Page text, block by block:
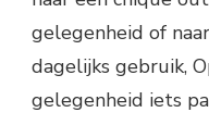
gelegenheid of
dagelijks gebruik,
gelegenheid iets